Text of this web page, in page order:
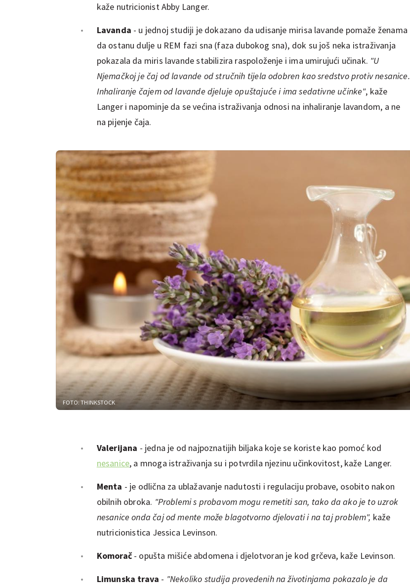
kaže nutricionist Abby Langer.
Lavanda - u jednoj studiji je dokazano da udisanje mirisa lavande pomaže ženama
da ostanu dulje u REM fazi sna (faza dubokog sna), dok su još neka istraživanja
pokazala da miris lavande stabilizira raspoloženje i ima umirujući učinak. "U
Njemačkoj je čaj od lavande od stručnih tijela odobren kao sredstvo protiv nesanice.
Inhaliranje čajem od lavande djeluje opuštajuće i ima sedativne učinke", kaže
Langer i napominje da se većina istraživanja odnosi na inhaliranje lavandom, a ne
na pijenje čaja.
FOTO: THINKSTOCK
Valerijana - jedna je od najpoznatijih biljaka koje se koriste kao pomoć kod
nesanice, a mnoga istraživanja su i potvrdila njezinu učinkovitost, kaže Langer.
Menta - je odlična za ublažavanje nadutosti i regulaciju probave, osobito nakon
obilnih obroka. "Problemi s probavom mogu remetiti san, tako da ako je to uzrok
nesanice onda čaj od mente može blagotvorno djelovati i na taj problem", kaže
nutricionistica Jessica Levinson.
Komorač - opušta mišiće abdomena i djelotvoran je kod grčeva, kaže Levinson.
Limunska trava - "Nekoliko studija provedenih na životinjama pokazalo je da